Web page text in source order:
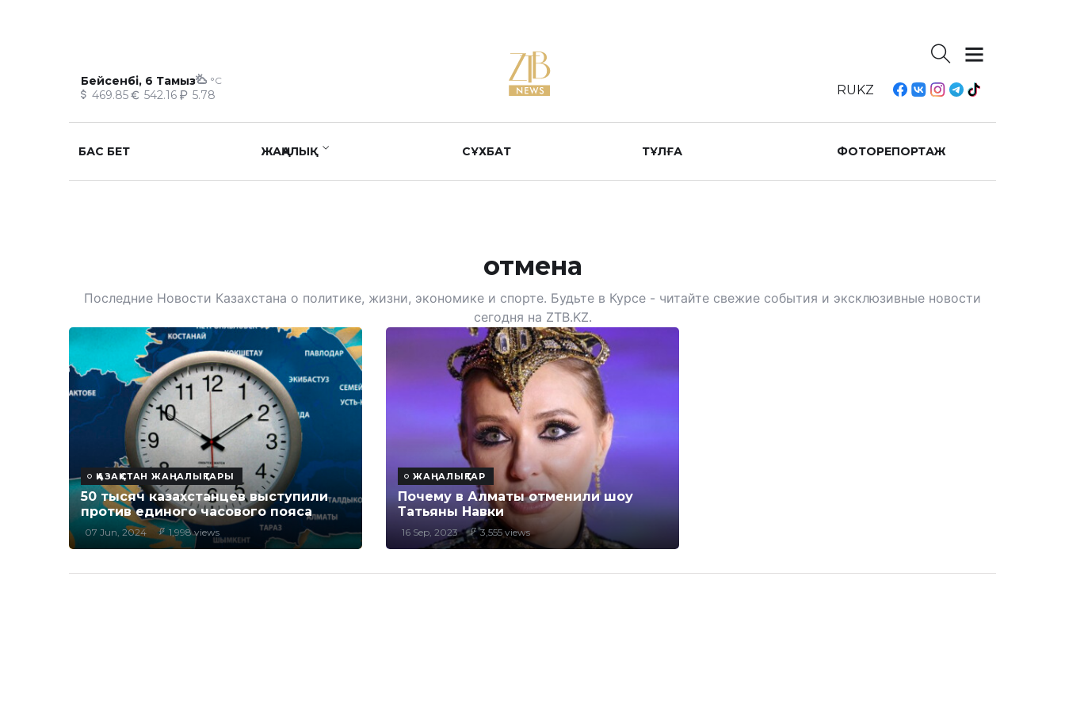
Бейсенбі, 6 Тамыз °C
469.85 542.16 5.78 RUKZ
БАС БЕТ ЖАҢАЛЫҚ СҰХБАТ ТҰЛҒА ФОТОРЕПОРТАЖ
отмена
Последние Новости Казахстана о политике, жизни, экономике и спорте. Будьте в Курсе - читайте свежие события и эксклюзивные новости
сегодня на ZTB.KZ.
ҚАЗАҚСТАН ЖАҢАЛЫҚТАРЫ
50 тысяч казахстанцев выступили
против единого часового пояса
07 Jun, 2024 1,998 views
ЖАҢАЛЫҚТАР
Почему в Алматы отменили шоу
Татьяны Навки
16 Sep, 2023 3,555 views